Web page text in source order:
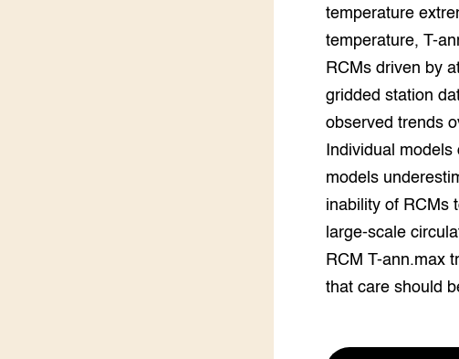
Akkerbouw
Biobased
Foodsector
Groen, grond
EU-FarmBook
Portaal
Regeneratief
Integraal
EURCAW-Pigs
Groenpact
Groen,
temperature
temperature, T-
RCMs driven by
gridded station
observed trends
Individual
models
inability of RCMs
large-scale
RCM T-ann.max
that care should